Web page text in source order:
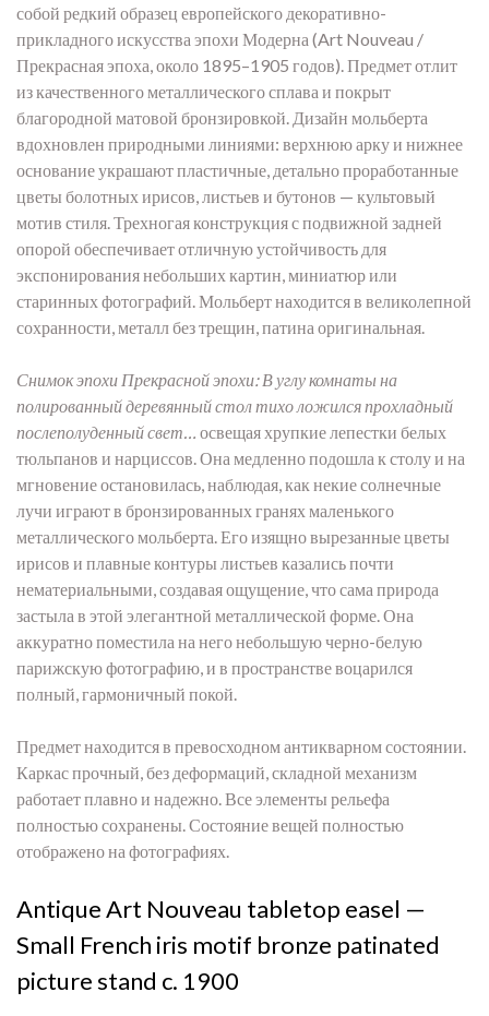
собой редкий образец европейского декоративно-
прикладного искусства эпохи Модерна (Art Nouveau /
Прекрасная эпоха, около 1895–1905 годов). Предмет отлит
из качественного металлического сплава и покрыт
благородной матовой бронзировкой. Дизайн мольберта
вдохновлен природными линиями: верхнюю арку и нижнее
основание украшают пластичные, детально проработанные
цветы болотных ирисов, листьев и бутонов — культовый
мотив стиля. Трехногая конструкция с подвижной задней
опорой обеспечивает отличную устойчивость для
экспонирования небольших картин, миниатюр или
старинных фотографий. Мольберт находится в великолепной
сохранности, металл без трещин, патина оригинальная.
Снимок эпохи Прекрасной эпохи: В углу комнаты на
полированный деревянный стол тихо ложился прохладный
послеполуденный свет…
освещая хрупкие лепестки белых
тюльпанов и нарциссов. Она медленно подошла к столу и на
мгновение остановилась, наблюдая, как некие солнечные
лучи играют в бронзированных гранях маленького
металлического мольберта. Его изящно вырезанные цветы
ирисов и плавные контуры листьев казались почти
нематериальными, создавая ощущение, что сама природа
застыла в этой элегантной металлической форме. Она
аккуратно поместила на него небольшую черно-белую
парижскую фотографию, и в пространстве воцарился
полный, гармоничный покой.
Предмет находится в превосходном антикварном состоянии.
Каркас прочный, без деформаций, складной механизм
работает плавно и надежно. Все элементы рельефа
полностью сохранены. Состояние вещей полностью
отображено на фотографиях.
Antique Art Nouveau tabletop easel —
Small French iris motif bronze patinated
picture stand c. 1900